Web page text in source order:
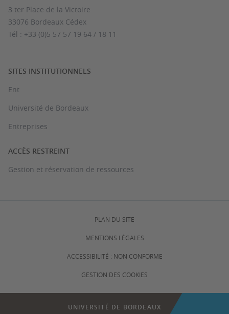
3 ter Place de la Victoire
33076 Bordeaux Cédex
Tél : +33 (0)5 57 57 19 64 / 18 11
SITES INSTITUTIONNELS
Ent
Université de Bordeaux
Entreprises
ACCÈS RESTREINT
Gestion et réservation de ressources
PLAN DU SITE
MENTIONS LÉGALES
ACCESSIBILITÉ : NON CONFORME
GESTION DES COOKIES
UNIVERSITÉ DE BORDEAUX